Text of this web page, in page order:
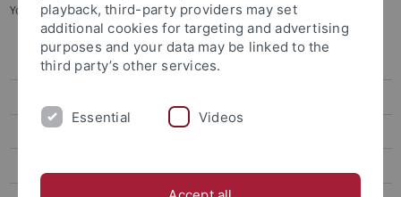
You are here: Startseite ... Für alle Semester WiSe 2025/26
Lehre Master SoSe26
Lehre Bachelor WiSe 2025/26
playback, third-party providers may set
additional cookies for targeting and advertising
purposes and your data may be linked to the
third party’s other services.
Essential Videos